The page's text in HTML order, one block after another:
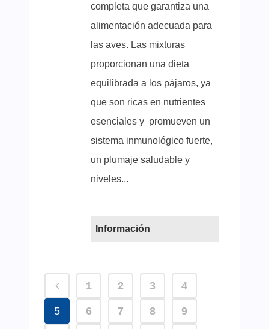
completa que garantiza una
alimentación adecuada para
las aves. Las mixturas
proporcionan una dieta
equilibrada a los pájaros, ya
que son ricas en nutrientes
esenciales y promueven un
sistema inmunológico fuerte,
un plumaje saludable y
niveles...
Información
1 2 3 4
5 6 7 8 9